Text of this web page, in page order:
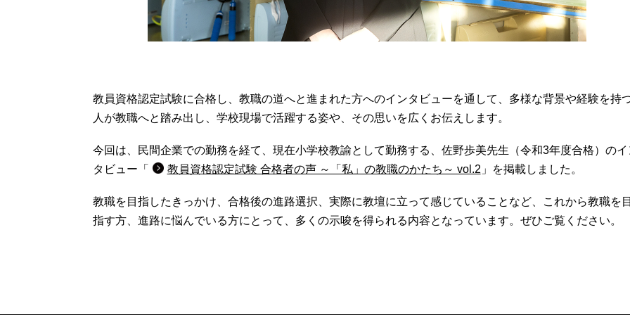
教員資格認定試験に合格し、教職の道へと進まれた方へのインタビューを通して、多様な背景や経験を持
人が教職へと踏み出し、学校現場で活躍する姿や、その思いを広くお伝えします。
今回は、民間企業での勤務を経て、現在小学校教諭として勤務する、佐野歩美先生（令和3年度合格）のイ
タビュー「
教員資格認定試験 合格者の声 ～「私」の教職のかたち～ vol.2 」を掲載しました。
教職を目指したきっかけ、合格後の進路選択、実際に教壇に立って感じていることなど、これから教職を目
指す方、進路に悩んでいる方にとって、多くの示唆を得られる内容となっています。ぜひご覧ください。